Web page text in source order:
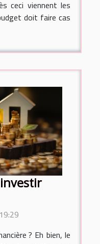
ceci viennent les
doit faire cas
? Eh bien, le